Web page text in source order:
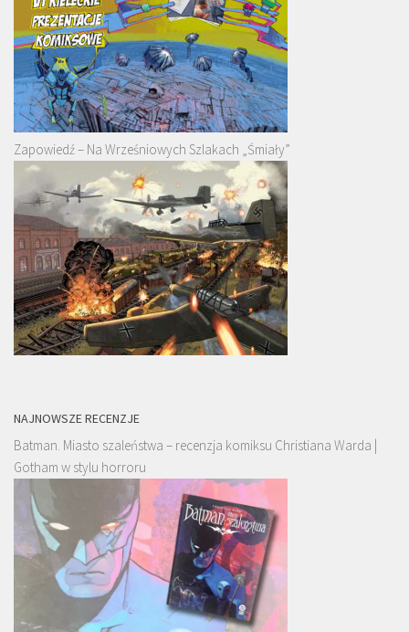
Zapowiedź – Na Wrześniowych Szlakach „Śmiały”
NAJNOWSZE RECENZJE
Batman. Miasto szaleństwa – recenzja komiksu Christiana Warda |
Gotham w stylu horroru